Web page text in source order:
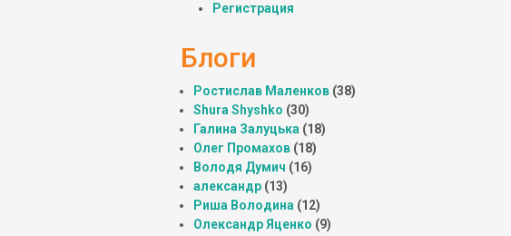
Регистрация
Блоги
Ростислав Маленков(38)
Shura Shyshko (30)
Галина Залуцька (18)
Олег Промахов(18)
Володя Думич (16)
александр(13)
Риша Володина (12)
Олександр Яценко (9)